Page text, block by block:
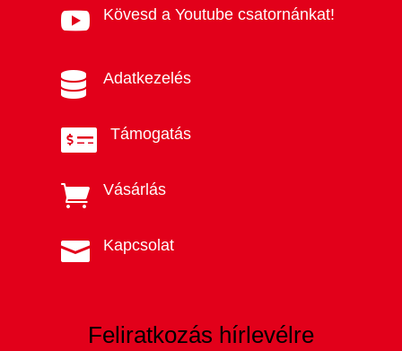
 Kövesd a Youtube csatornánkat!
 Adatkezelés
 Támogatás
 Vásárlás
 Kapcsolat
Feliratkozás hírlevélre